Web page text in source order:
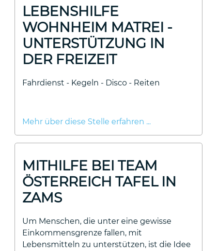
LEBENSHILFE
WOHNHEIM MATREI -
UNTERSTÜTZUNG IN
DER FREIZEIT
Fahrdienst - Kegeln - Disco - Reiten
Mehr über diese Stelle erfahren ...
MITHILFE BEI TEAM
ÖSTERREICH TAFEL IN
ZAMS
Um Menschen, die unter eine gewisse
Einkommensgrenze fallen, mit
Lebensmitteln zu unterstützen, ist die Idee